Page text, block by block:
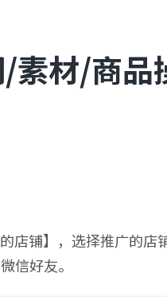
素材/商品
店铺】，选择推广的店
信好友。